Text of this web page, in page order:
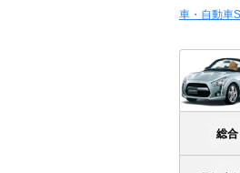
車・自動車
総合